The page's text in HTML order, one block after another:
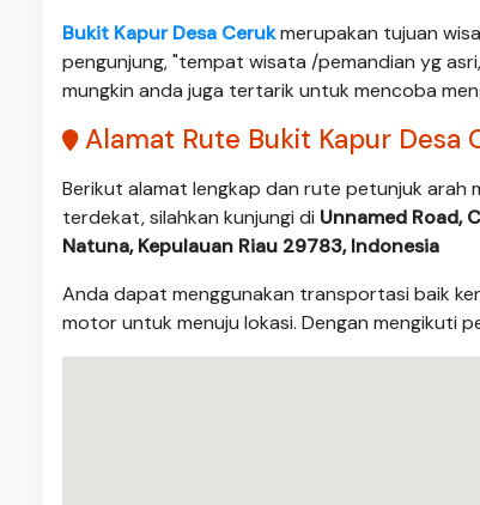
Bukit Kapur Desa Cerukmerupakan tujuan
pengunjung, "tempat wisata /pemandian yg
mungkin anda juga tertarik untuk mencoba
Alamat Rute Bukit Kapur Desa
Berikut alamat lengkap dan rute petunjuk arah
terdekat, silahkan kunjungi di Unnamed Road,
Natuna, Kepulauan Riau 29783, Indonesia
Anda dapat menggunakan transportasi baik
motor untuk menuju lokasi. Dengan mengikuti